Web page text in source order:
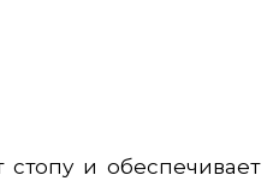
и обеспечивает